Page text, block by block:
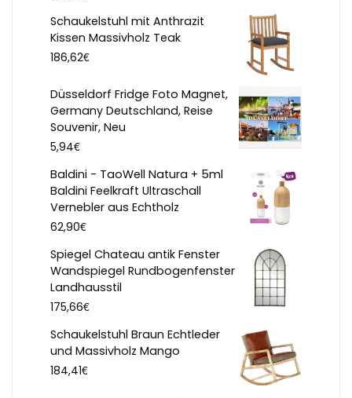
Schaukelstuhl mit Anthrazit
Kissen Massivholz Teak
186,62€
Düsseldorf Fridge Foto Magnet,
Germany Deutschland, Reise
Souvenir, Neu
5,94€
Baldini - TaoWell Natura + 5ml
Baldini Feelkraft Ultraschall
Vernebler aus Echtholz
62,90€
Spiegel Chateau antik Fenster
Wandspiegel Rundbogenfenster
Landhausstil
175,66€
Schaukelstuhl Braun Echtleder
und Massivholz Mango
184,41€